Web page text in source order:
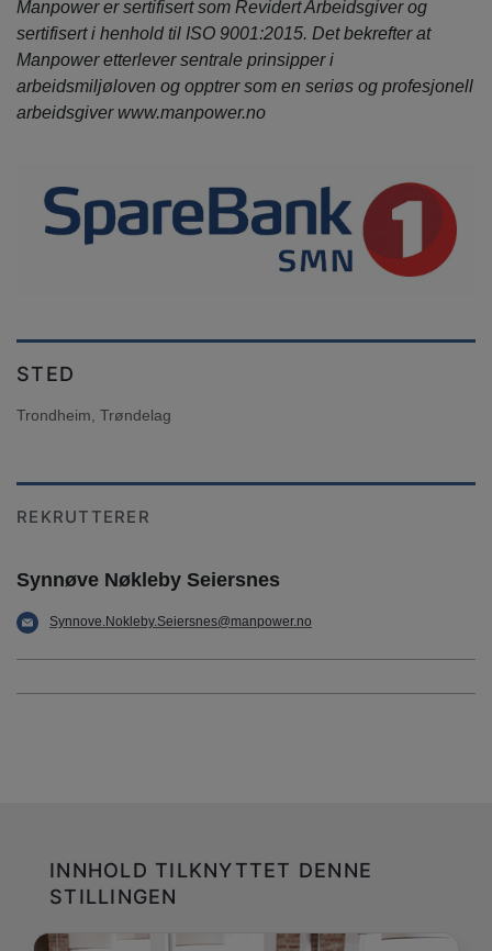
Manpower er sertifisert som Revidert Arbeidsgiver og
sertifisert i henhold til ISO 9001:2015. Det bekrefter at
Manpower etterlever sentrale prinsipper i
arbeidsmiljøloven og opptrer som en seriøs og profesjonell
arbeidsgiver www.manpower.no
STED
Trondheim, Trøndelag
REKRUTTERER
Synnøve Nøkleby Seiersnes
Synnove.Nokleby.Seiersnes@manpower.no
INNHOLD TILKNYTTET DENNE
STILLINGEN